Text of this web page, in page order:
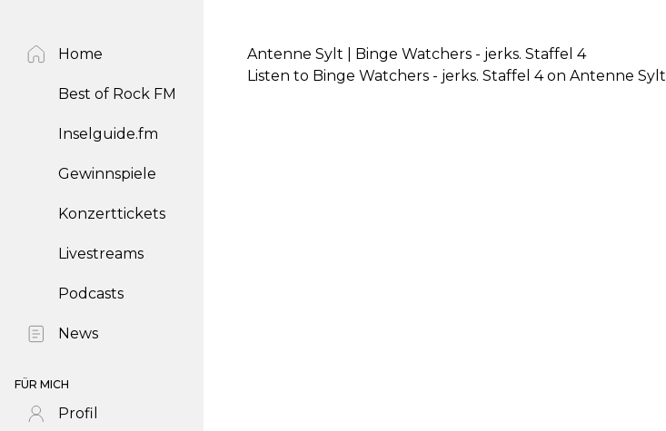
Home
Best of Rock FM
Inselguide.fm
Gewinnspiele
Konzerttickets
Livestreams
Podcasts
News
FÜR MICH
Profil
Antenne Sylt | Binge Watchers - jerks. Staffel 4
Listen to Binge Watchers - jerks. Staffel 4 on Antenne Sylt